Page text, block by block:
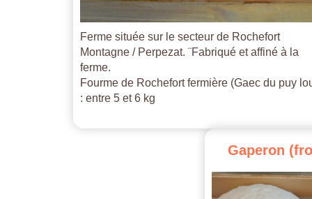
Ferme située sur le secteur de Rochefort
Montagne / Perpezat. ¨Fabriqué et affiné à la
ferme.
Fourme de Rochefort fermière (Gaec du puy
: entre 5 et 6 kg
Gaperon